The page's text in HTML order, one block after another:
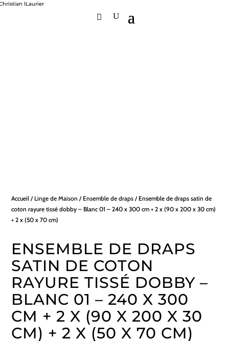
Accueil / Linge de Maison / Ensemble de draps / Ensemble de draps satin de
coton rayure tissé dobby – Blanc 01 – 240 x 300 cm + 2 x (90 x 200 x 30 cm)
+ 2 x (50 x 70 cm)
ENSEMBLE DE DRAPS
SATIN DE COTON
RAYURE TISSÉ DOBBY –
BLANC 01 – 240 X 300
CM + 2 X (90 X 200 X 30
CM) + 2 X (50 X 70 CM)